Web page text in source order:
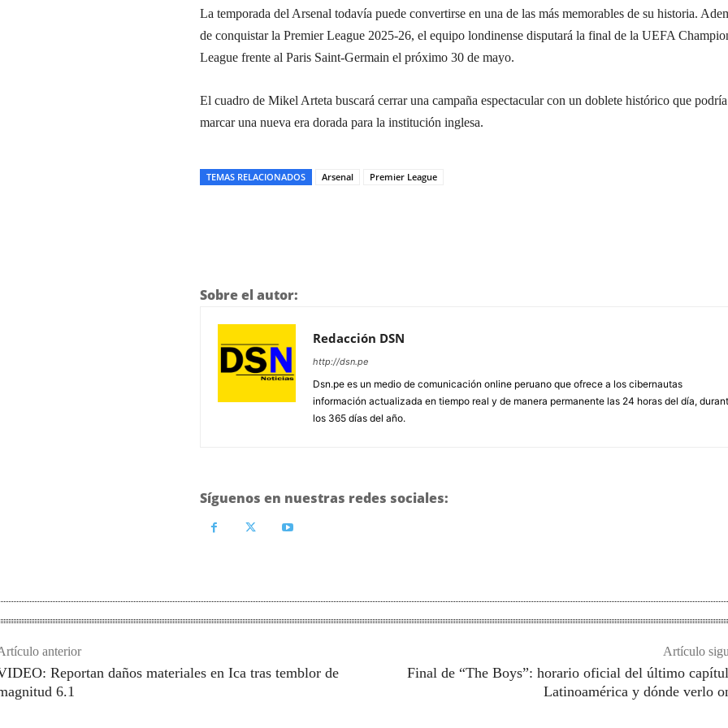
La temporada del Arsenal todavía puede convertirse en una de las más memorables de su historia.
de conquistar la Premier League 2025-26, el equipo londinense disputará la final de la UEFA
League frente al Paris Saint-Germain el próximo 30 de mayo.
El cuadro de Mikel Arteta buscará cerrar una campaña espectacular con un doblete histórico que podría
marcar una nueva era dorada para la institución inglesa.
TEMAS RELACIONADOS Arsenal Premier League
Sobre el autor:
Redacción DSN
http://dsn.pe
Dsn.pe es un medio de comunicación online peruano que ofrece a los cibernautas
información actualizada en tiempo real y de manera permanente las 24 horas del día,
los 365 días del año.
Síguenos en nuestras redes sociales:
anterior
Reportan daños materiales en Ica tras temblor de
6.1
Artículo
Final de “The Boys”: horario oficial del último
Latinoamérica y dónde verlo